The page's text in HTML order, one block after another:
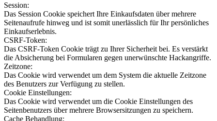
Session:
Das Session Cookie speichert Ihre Einkaufsdaten über mehrere
Seitenaufrufe hinweg und ist somit unerlässlich für Ihr persönliches
Einkaufserlebnis.
CSRF-Token:
Das CSRF-Token Cookie trägt zu Ihrer Sicherheit bei. Es verstärkt
die Absicherung bei Formularen gegen unerwünschte Hackangriffe.
Zeitzone:
Das Cookie wird verwendet um dem System die aktuelle Zeitzone
des Benutzers zur Verfügung zu stellen.
Cookie Einstellungen:
Das Cookie wird verwendet um die Cookie Einstellungen des
Seitenbenutzers über mehrere Browsersitzungen zu speichern.
Cache Behandlung: